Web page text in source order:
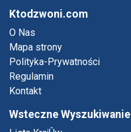
Ktodzwoni.com
O Nas
Mapa strony
Polityka-Prywatności
Regulamin
Kontakt
Wsteczne Wyszukiwanie